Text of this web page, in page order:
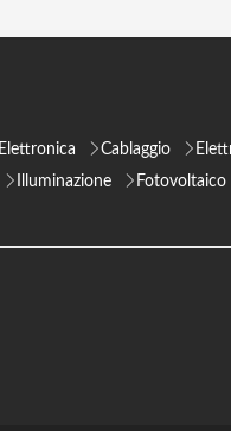
Elettronica Cablaggio
Illuminazione Fotovoltaico